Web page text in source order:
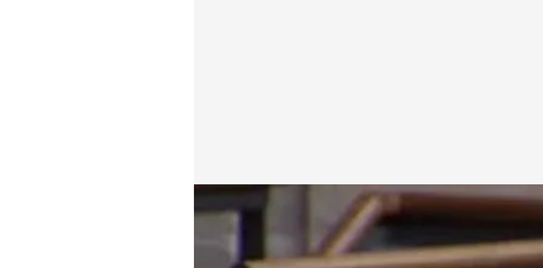
Una imagen de la mamografía que ha enseñado.